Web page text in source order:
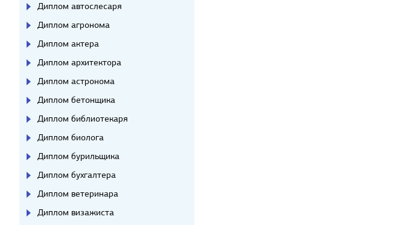
Диплом автослесаря
Диплом агронома
Диплом актера
Диплом архитектора
Диплом астронома
Диплом бетонщика
Диплом библиотекаря
Диплом биолога
Диплом бурильщика
Диплом бухгалтера
Диплом ветеринара
Диплом визажиста